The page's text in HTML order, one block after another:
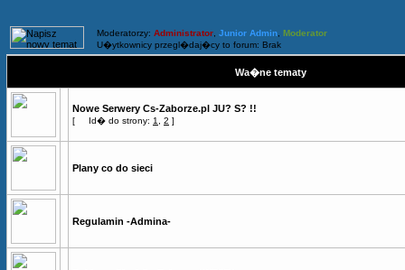
Moderatorzy: Administrator Junior Admin Moderator
U�ytkownicy przegl�daj�cy to forum: Brak
Wa�ne tematy
Nowe Serwery Cs-Zaborze.pl JU? S? !!
[ Id� do strony: 1 2 ]
Plany co do sieci
Regulamin -Admina-